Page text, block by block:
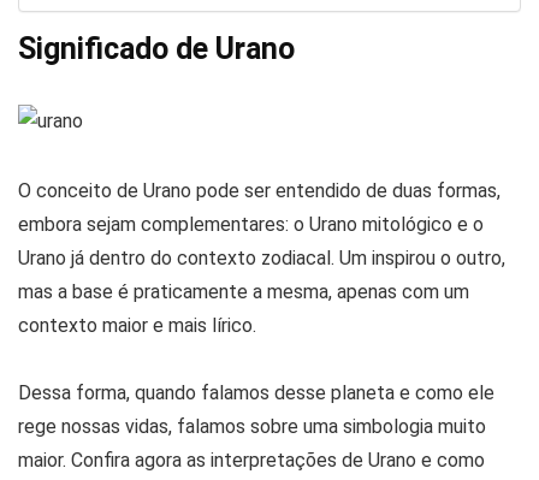
Significado de Urano
O conceito de Urano pode ser entendido de duas formas,
embora sejam complementares: o Urano mitológico e o
Urano já dentro do contexto zodiacal. Um inspirou o outro,
mas a base é praticamente a mesma, apenas com um
contexto maior e mais lírico.
Dessa forma, quando falamos desse planeta e como ele
rege nossas vidas, falamos sobre uma simbologia muito
maior. Confira agora as interpretações de Urano e como